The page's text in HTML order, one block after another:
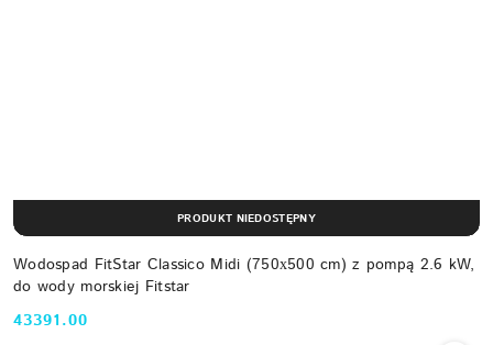
Wodospad FitStar Classico Midi (750х500 cm) z pompą 2.6 kW,
do wody morskiej Fitstar
Cena:
43391.00
PRODUKT NIEDOSTĘPNY